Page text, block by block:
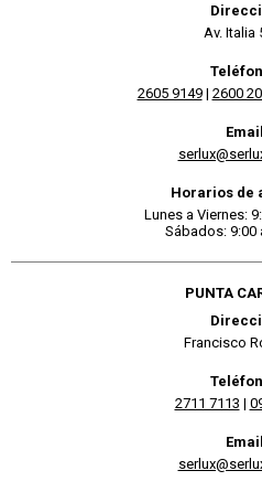
Av. Italia
2605 9149| 2600
Horarios de
Lunes a Viernes:
Sábados: 9:00
PUNTA
Francisco
2711 7113 |